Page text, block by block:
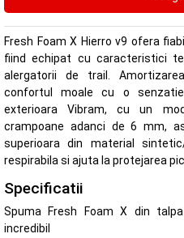
Fresh Foam X Hierro v9 ofera
fiind echipat cu caracteristici
alergatorii de trail.
confortul moale cu o
exterioara Vibram, cu un
crampoane adanci de 6 mm,
superioara din material
respirabila si ajuta la protejarea
Specificatii
Spuma Fresh Foam X din
incredibil